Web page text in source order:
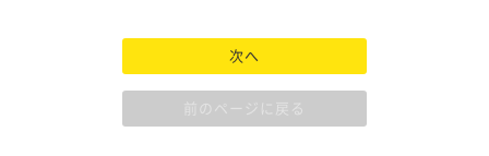
次へ
前のページに戻る